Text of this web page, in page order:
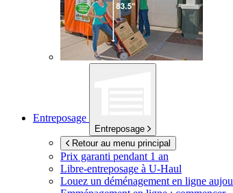
Entreposage
Entreposage
Retour au menu principal
Prix garanti pendant 1 an
Libre-entreposage à U-Haul
Louez un déménagement en ligne